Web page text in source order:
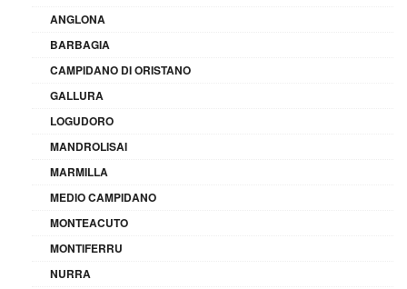
ANGLONA
BARBAGIA
CAMPIDANO DI ORISTANO
GALLURA
LOGUDORO
MANDROLISAI
MARMILLA
MEDIO CAMPIDANO
MONTEACUTO
MONTIFERRU
NURRA